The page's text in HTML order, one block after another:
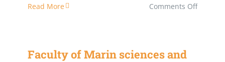
Read More Comments Offon
Faculty of Marin sciences and